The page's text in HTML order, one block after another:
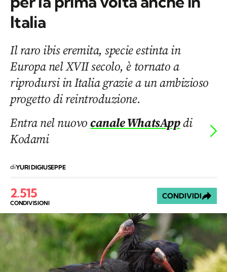
Italia
Il raro ibis eremita, specie estinta in
Europa nel XVII secolo, è tornato a
riprodursi in Italia grazie a un ambizioso
progetto di reintroduzione.
Entra nel nuovocanale WhatsAppdi
Kodami
diYURI DIGIUSEPPE
2.515
CONDIVISIONI
CONDIVIDI